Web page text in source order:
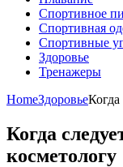
Спортивное
Спортивная
Спортивные
Здоровье
Тренажеры
HomeЗдоровьеКогда
Когда
косметологу